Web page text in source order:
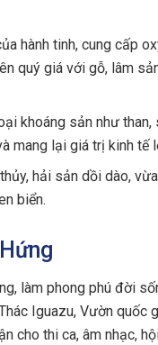
hành tinh, cung cấp
quý giá với gỗ, lâm
khoáng sản như
mang lại giá trị kinh tế
hải sản dồi dào,
biển.
làm phong phú đời
Iguazu, Vườn
cho thi ca, âm nhạc,